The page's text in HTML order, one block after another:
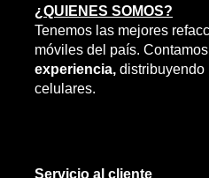
¿QUIENES SOMOS?
Tenemos las mejores
móviles del país.
experiencia, distribuyendo
celulares.
Servicio al cliente